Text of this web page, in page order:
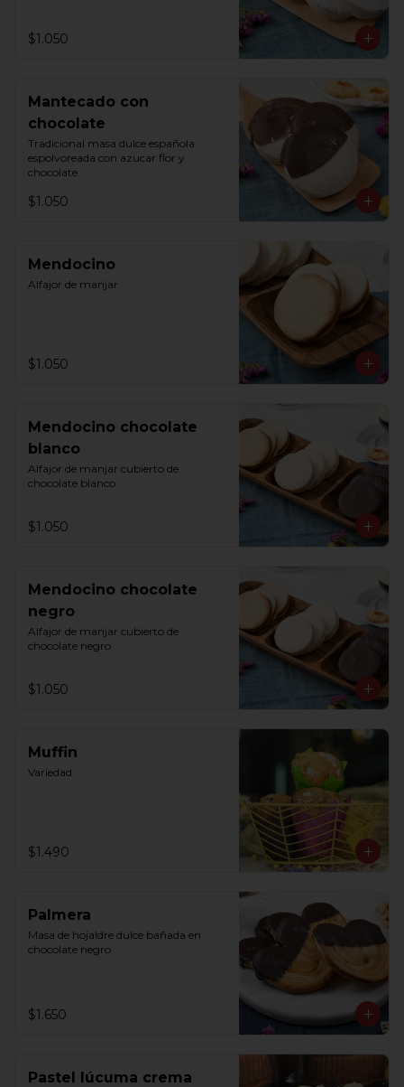
$1.050
Mantecado con
chocolate
Tradicional masa dulce española
espolvoreada con azucar flor y
chocolate
$1.050
Mendocino
Alfajor de manjar
$1.050
Mendocino chocolate
blanco
Alfajor de manjar cubierto de
chocolate blanco
$1.050
Mendocino chocolate
negro
Alfajor de manjar cubierto de
chocolate negro
$1.050
Muffin
Variedad
$1.490
Palmera
Masa de hojaldre dulce bañada en
chocolate negro
$1.650
Pastel lúcuma crema